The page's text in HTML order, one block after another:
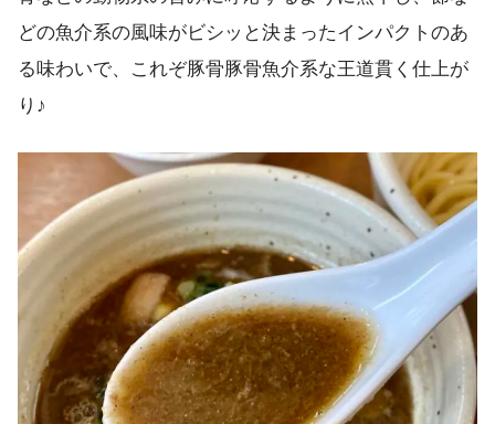
どの魚介系の風味がビシッと決まったインパクトのあ
る味わいで、これぞ豚骨豚骨魚介系な王道貫く仕上が
り♪